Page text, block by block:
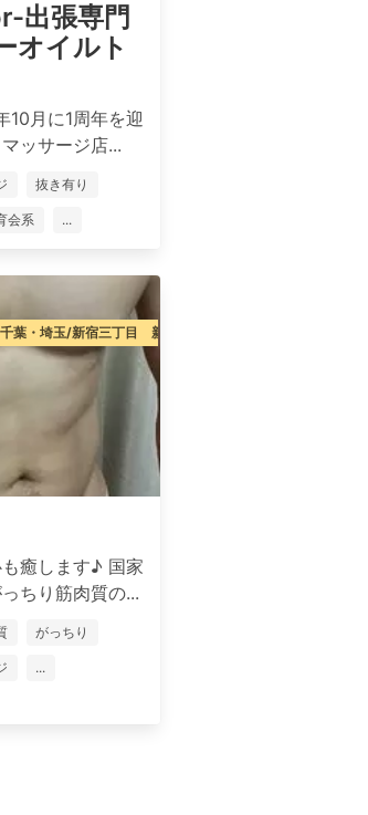
出張専門
オイルト
月に1周年を迎
ッサージ店...
抜き有り
会系 ...
葉・埼玉/新宿三丁目 新宿御苑前
癒します♪ 国家
ちり筋肉質の...
がっちり
...